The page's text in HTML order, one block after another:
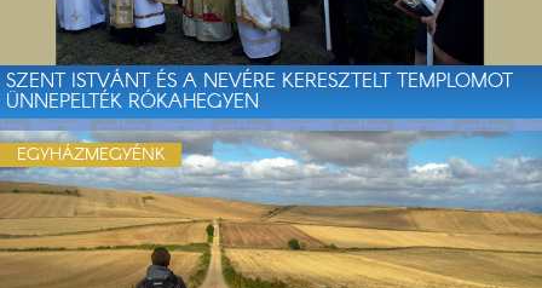
SZENT ISTVÁNT ÉS A NEVÉRE KERESZTELT TEMPLOMOT
ÜNNEPELTÉK RÓKAHEGYEN
EGYHÁZMEGYÉNK